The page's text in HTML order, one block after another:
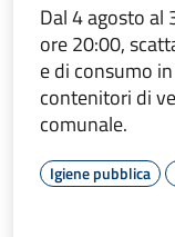
Dal 4 agosto al
ore 20:00,
e di consumo
contenitori di
comunale.
Igiene pubblica